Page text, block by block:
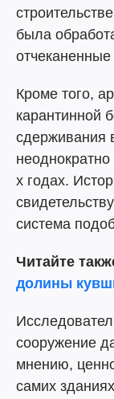
была
Кроме того,
карантинной
сдерживания
х годах.
система
Читайте
долины
сооружение
мнению,
самих